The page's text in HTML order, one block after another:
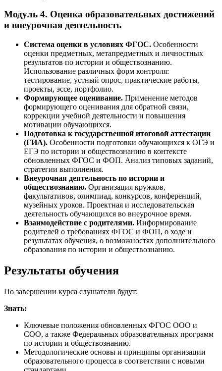
Модуль 4. Оценка образовательных достижений
и внеурочная деятельность
Система оценки в условиях ФГОС. Особенности
оценки предметных, метапредметных и личностных
результатов по истории и обществознанию.
Использование различных форм контроля:
тестирование, устный опрос, практические работы,
проекты, эссе, портфолио.
Формирующее оценивание. Применение методов
формирующего оценивания для обратной связи,
коррекции учебной деятельности и повышения
мотивации обучающихся.
Подготовка к государственной итоговой аттестации
(ГИА). Особенности подготовки обучающихся к ОГЭ и
ЕГЭ по истории и обществознанию в контексте
обновленных ФГОС и ФОП. Анализ типовых заданий,
стратегии выполнения.
Внеурочная деятельность по истории и
обществознанию. Организация кружков,
факультативов, олимпиад, конкурсов, конференций,
музейных уроков. Проектная и исследовательская
деятельность обучающихся во внеурочное время.
Взаимодействие с родителями. Информирование
родителей о требованиях ФГОС и ФОП, о ходе и
результатах обучения, о возможностях дополнительного
образования по истории и обществознанию.
Результаты обучения
По завершении курса слушатели будут:
Знать:
Ключевые положения обновленных ФГОС ООО и
СОО, а также Федеральных образовательных программ
по истории и обществознанию.
Методологические основы и принципы организации
образовательного процесса в соответствии с новыми